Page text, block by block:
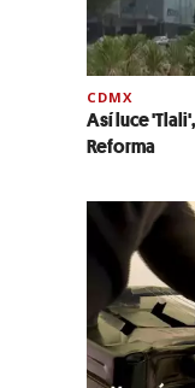
CDMX
Así luce
Reforma